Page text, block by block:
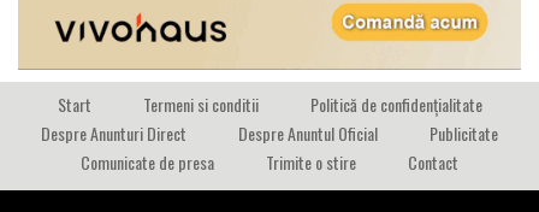
Start Termeni si conditii
Politică de confidențialitate
Despre Anunturi Direct
Despre Anuntul Oficial
Publicitate
Comunicate de presa
Trimite o stire Contact